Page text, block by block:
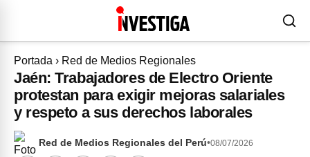
Portada › Red de Medios Regionales
Jaén: Trabajadores de Electro Oriente
protestan para exigir mejoras salariales
y respeto a sus derechos laborales
Red de Medios Regionales del Perú•08/07/2026